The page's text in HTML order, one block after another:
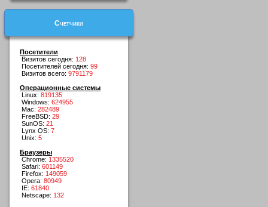
Счетчики
Посетители
Визитов сегодня: 128
Посетителей сегодня: 99
Визитов всего: 9791179
Операционные системы
Linux: 819135
Windows: 624955
Mac: 282489
FreeBSD: 29
SunOS: 21
Lynx OS: 7
Unix: 5
Браузеры
Chrome: 1335520
Safari: 601149
Firefox: 149059
Opera: 80949
IE: 61840
Netscape: 132